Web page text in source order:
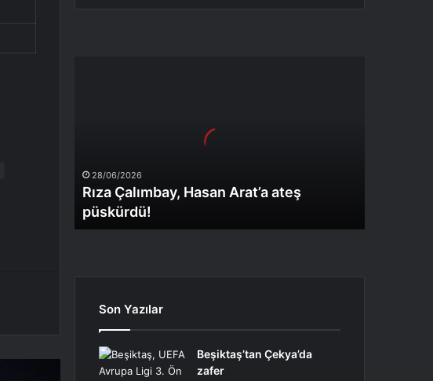
28/06/2026
Rıza Çalımbay, Hasan Arat’a ateş
püskürdü!
Son Yazılar
Beşiktaş’tan Çekya’da
zafer